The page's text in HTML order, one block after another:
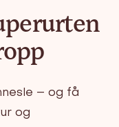
– og få
og